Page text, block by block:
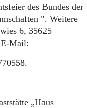
des Bundes der
". Weitere
6, 35625
Mail:
„Haus